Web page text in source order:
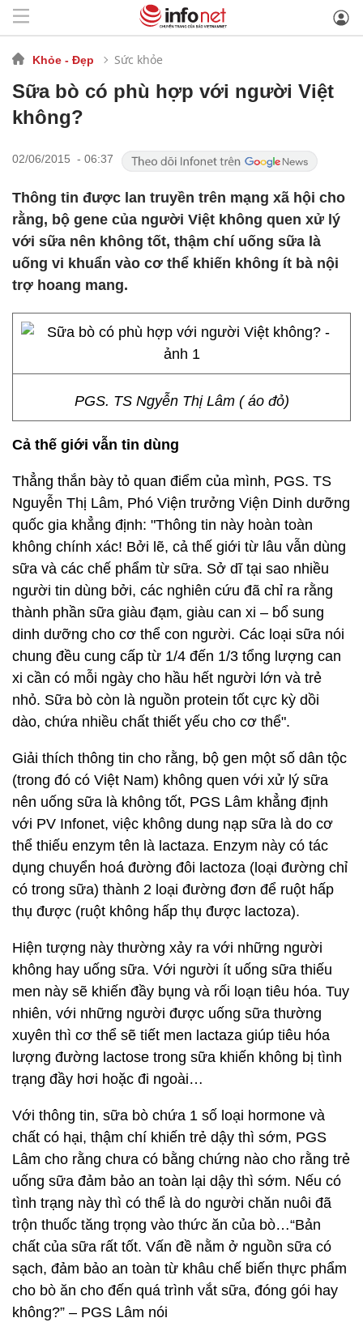
Khỏe - Đẹp Sức khỏe
Sữa bò có phù hợp với người Việt
không?
02/06/2015 - 06:37
Thông tin được lan truyền trên mạng xã hội cho
rằng, bộ gene của người Việt không quen xử lý
với sữa nên không tốt, thậm chí uống sữa là
uống vi khuẩn vào cơ thể khiến không ít bà nội
trợ hoang mang.
PGS. TS Ngyễn Thị Lâm ( áo đỏ)
Cả thế giới vẫn tin dùng
Thẳng thắn bày tỏ quan điểm của mình, PGS. TS
Nguyễn Thị Lâm, Phó Viện trưởng Viện Dinh dưỡng
quốc gia khẳng định: "Thông tin này hoàn toàn
không chính xác! Bởi lẽ, cả thế giới từ lâu vẫn dùng
sữa và các chế phẩm từ sữa. Sở dĩ tại sao nhiều
người tin dùng bởi, các nghiên cứu đã chỉ ra rằng
thành phần sữa giàu đạm, giàu can xi – bổ sung
dinh dưỡng cho cơ thể con người. Các loại sữa nói
chung đều cung cấp từ 1/4 đến 1/3 tổng lượng can
xi cần có mỗi ngày cho hầu hết người lớn và trẻ
nhỏ. Sữa bò còn là nguồn protein tốt cực kỳ dồi
dào, chứa nhiều chất thiết yếu cho cơ thể".
Giải thích thông tin cho rằng, bộ gen một số dân tộc
(trong đó có Việt Nam) không quen với xử lý sữa
nên uống sữa là không tốt, PGS Lâm khẳng định
với PV Infonet, việc không dung nạp sữa là do cơ
thể thiếu enzym tên là lactaza. Enzym này có tác
dụng chuyển hoá đường đôi lactoza (loại đường chỉ
có trong sữa) thành 2 loại đường đơn để ruột hấp
thụ được (ruột không hấp thụ được lactoza).
Hiện tượng này thường xảy ra với những người
không hay uống sữa. Với người ít uống sữa thiếu
men này sẽ khiến đầy bụng và rối loạn tiêu hóa. Tuy
nhiên, với những người được uống sữa thường
xuyên thì cơ thể sẽ tiết men lactaza giúp tiêu hóa
lượng đường lactose trong sữa khiến không bị tình
trạng đầy hơi hoặc đi ngoài…
Với thông tin, sữa bò chứa 1 số loại hormone và
chất có hại, thậm chí khiến trẻ dậy thì sớm, PGS
Lâm cho rằng chưa có bằng chứng nào cho rằng trẻ
uống sữa đảm bảo an toàn lại dậy thì sớm. Nếu có
tình trạng này thì có thể là do người chăn nuôi đã
trộn thuốc tăng trọng vào thức ăn của bò…“Bản
chất của sữa rất tốt. Vấn đề nằm ở nguồn sữa có
sạch, đảm bảo an toàn từ khâu chế biến thực phẩm
cho bò ăn cho đến quá trình vắt sữa, đóng gói hay
không?” – PGS Lâm nói